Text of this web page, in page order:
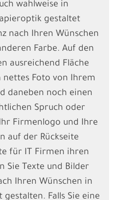
wahlweise in
gestaltet
nach Ihren Wünschen
Farbe. Auf den
ausreichend Fläche
nettes Foto von Ihrem
daneben noch einen
Spruch oder
Firmenlogo und Ihre
auf der Rückseite
für IT Firmen ihren
Sie Texte und Bilder
Ihren Wünschen in
Falls Sie eine